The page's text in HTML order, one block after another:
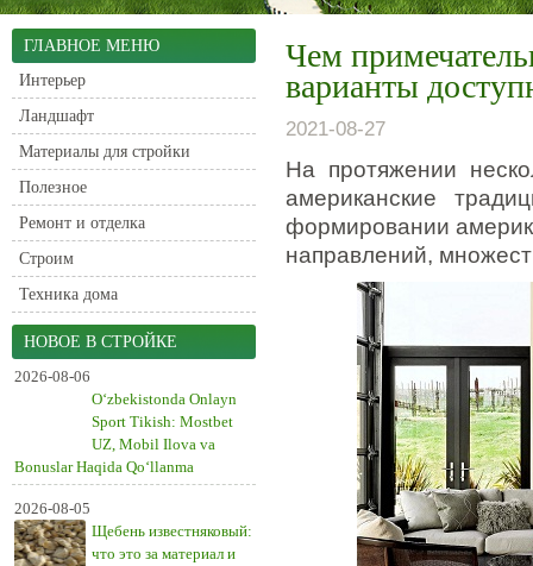
ГЛАВНОЕ МЕНЮ
Интерьер
Ландшафт
Материалы для стройки
Полезное
Ремонт и отделка
Строим
Техника дома
НОВОЕ В СТРОЙКЕ
2026-08-06
O‘zbekistonda Onlayn
Sport Tikish: Mostbet
UZ, Mobil Ilova va
Bonuslar Haqida Qo‘llanma
2026-08-05
Щебень известняковый:
что это за материал и
Чем
варианты
2021-08-27
На протяжении
американские
формировании
направлений,